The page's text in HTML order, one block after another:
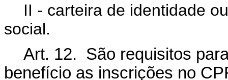
II - carteira de identidade
social.
Art. 12. São requisitos
benefício as inscrições no